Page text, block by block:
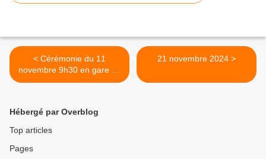
< Cérémonie du 11
novembre 9h30 en gare du
Mans
21 novembre 2024 >
Hébergé par Overblog
Top articles
Pages